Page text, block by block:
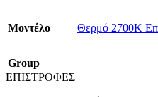
Mοντέλο Θερμό 2700K
Group
ΕΠΙΣΤΡΟΦΕΣ